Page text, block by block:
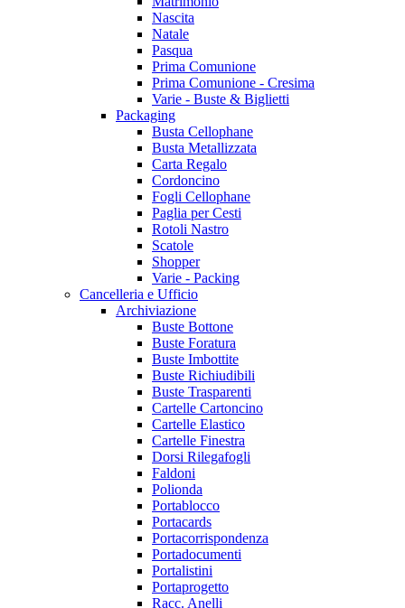
Nascita
Natale
Pasqua
Prima Comunione
Prima Comunione - Cresima
Varie - Buste & Biglietti
Packaging
Busta Cellophane
Busta Metallizzata
Carta Regalo
Cordoncino
Fogli Cellophane
Paglia per Cesti
Rotoli Nastro
Scatole
Shopper
Varie - Packing
Cancelleria e Ufficio
Archiviazione
Buste Bottone
Buste Foratura
Buste Imbottite
Buste Richiudibili
Buste Trasparenti
Cartelle Cartoncino
Cartelle Elastico
Cartelle Finestra
Dorsi Rilegafogli
Faldoni
Polionda
Portablocco
Portacards
Portacorrispondenza
Portadocumenti
Portalistini
Portaprogetto
Racc. Anelli